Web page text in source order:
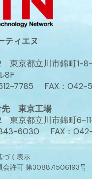
ティエヌ
東京都立川市錦町1-
8F
7785 FAX：042-
先 東京工場
東京都立川市錦町6-
6030 FAX：
づく表示
会許可 第308871506193号